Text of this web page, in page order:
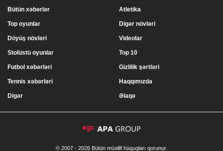
Bütün xəbərlər
Top oyunlar
Döyüş növləri
Stolüstü oyunlar
Atletika
Digər növləri
Videolar
Top 10
Futbol xəbərləri
Tennis xəbərləri
Digər
Gizlilik şərtləri
Haqqımızda
Əlaqə
© 2007 - 2026 Bütün müəllif hüquqları qorunur.